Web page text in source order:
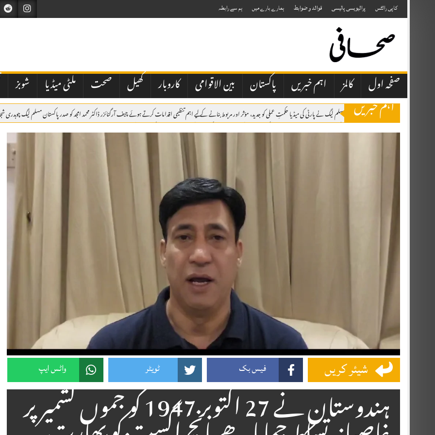
to
content
کاپی رائٹس پرائیویسی پالیسی قوائد و ضوابط ہمارے بارے میں ہم سے رابطہ
صفحہ اول کالمز اہم خبریں پاکستان بین الاقوامی کاروبار کھیل صحت ملٹی میڈیا شوبز
اہم خبریں
اسلام آباد: پاکستان مسلم لیگ نے پارٹی کی میڈیا حکمتِ عملی کو جدید، مؤثر اور مربوط بنانے کے لیے اہم تنظیمی اقدامات کرتے ہوئے چیف آرگنائزر ڈاکٹر محمد امجد کو صدر پاکستان مسلم لیگ
قراقرم سرچ آپریشن: پاکستان آرمی ایوی ایشن نے 7 غیر ملکی کوہ پیماؤں کی میتیں اور امریکی خاتون کی جزوی باقیات اسکردو منتقل کر دیں اٹک میں یومِ شہدائے پولیس، یادگارِ شہداء پر
اٹک میں یومِ استحصال کشمیر، ریلی، واک اور دعائیہ تقریبات، کشمیریوں کے حقِ خودارادیت کی حمایت کا اعادہ برسلز: مسئلہ کشمیر کو عالمی سطح پر اجاگر کرتے رہیں گے، یومِ استحصال
شیئر کریں فیس بک ٹویٹر واٹس ایپ
ہندوستان نے 27 اکتوبر 1947 کو جموں کشمیر پر